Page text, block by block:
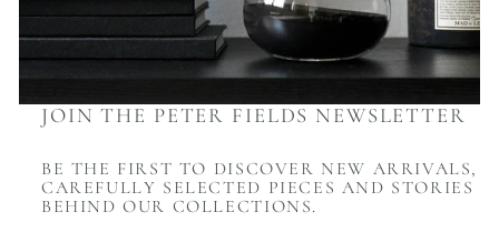
JOIN THE PETER FIELDS NEWSLETTER
BE THE FIRST TO DISCOVER NEW ARRIVALS,
CAREFULLY SELECTED PIECES AND STORIES
BEHIND OUR COLLECTIONS.